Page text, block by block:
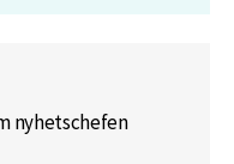
nyhetschefen